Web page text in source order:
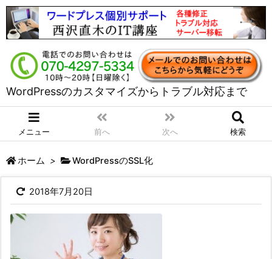
WordPressのカスタマイズからトラブル対応まで
メニュー 前へ 次へ 検索
ホーム > WordPressのSSL化
2018年7月20日